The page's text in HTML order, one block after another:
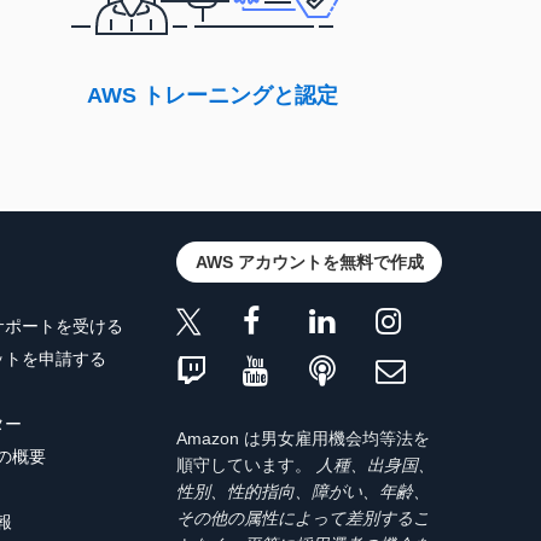
AWS トレーニングと認定
ートを受ける
を申請する
ー
概要
AWS アカウントを無料で作成
Amazon は男女雇用機会均等法を
順守しています。
人種、出身国、
性別、性的指向、障がい、年齢、
その他の属性によって差別するこ